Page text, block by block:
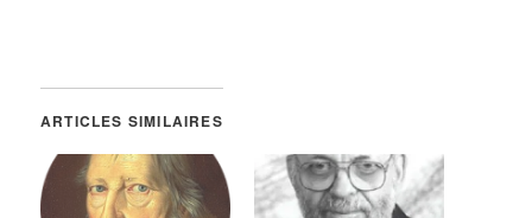
ARTICLES SIMILAIRES